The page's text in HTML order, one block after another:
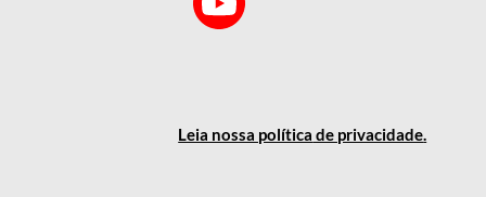
Leia nossa política de privacidade.